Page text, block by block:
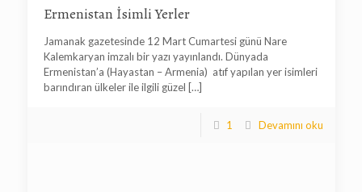
Ermenistan İsimli Yerler
Jamanak gazetesinde 12 Mart Cumartesi günü Nare
Kalemkaryan imzalı bir yazı yayınlandı. Dünyada
Ermenistan’a (Hayastan – Armenia) atıf yapılan yer isimleri
barındıran ülkeler ile ilgili güzel […]
1 Devamını oku